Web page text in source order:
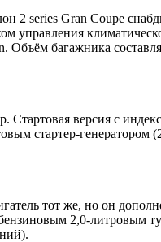
2 series Gran Coupe
управления
багажника
Стартовая версия с
стартер-генератором
тот же, но он
2,0-литровым